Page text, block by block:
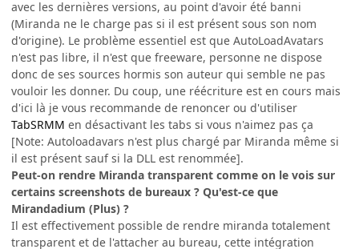
avec les dernières versions, au point d'avoir été banni
(Miranda ne le charge pas si il est présent sous son nom
d'origine). Le problème essentiel est que AutoLoadAvatars
n'est pas libre, il n'est que freeware, personne ne dispose
donc de ses sources hormis son auteur qui semble ne pas
vouloir les donner. Du coup, une réécriture est en cours mais
d'ici là je vous recommande de renoncer ou d'utiliser
TabSRMM en désactivant les tabs si vous n'aimez pas ça
[Note: Autoloadavars n'est plus chargé par Miranda même si
il est présent sauf si la DLL est renommée].
Peut-on rendre Miranda transparent comme on le vois sur
certains screenshots de bureaux ? Qu'est-ce que
Mirandadium (Plus) ?
Il est effectivement possible de rendre miranda totalement
transparent et de l'attacher au bureau, cette intégration